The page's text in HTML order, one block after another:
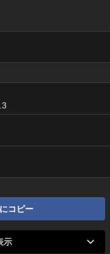
コピー
示